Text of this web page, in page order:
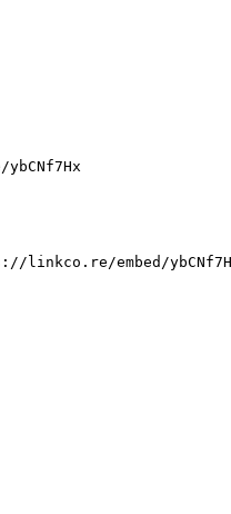
linkco.re/embed/